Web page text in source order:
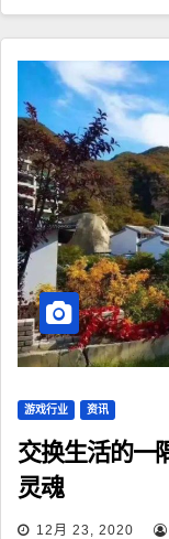
游戏行业 资讯
交换生活的一
灵魂
12月 23, 2020